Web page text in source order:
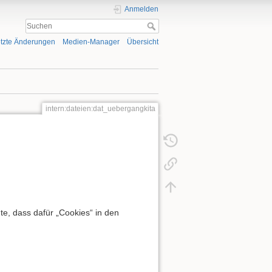
Anmelden
Änderungen Medien-Manager Übersicht
intern:dateien:dat_uebergangkita
dass dafür „Cookies“ in den